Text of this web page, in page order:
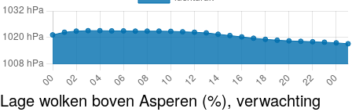
Lage wolken boven Asperen (%), verwachting